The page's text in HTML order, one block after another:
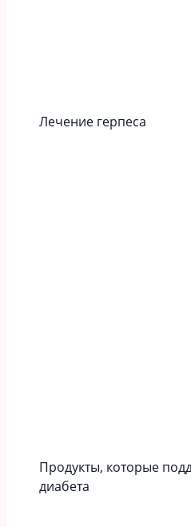
Лечение герпеса
Продукты, которые
диабета